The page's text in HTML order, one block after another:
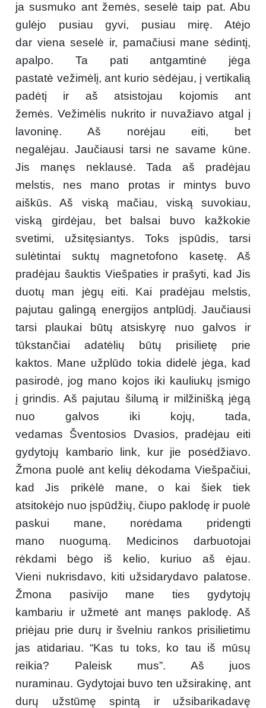
ja susmuko ant žemės, seselė taip pat. Abu
gulėjo pusiau gyvi, pusiau mirę. Atėjo
dar viena seselė ir, pamačiusi mane sėdintį,
apalpo. Ta pati antgamtinė jėga
pastatė vežimėlį, ant kurio sėdėjau, į vertikalią
padėtį ir aš atsistojau kojomis ant
žemės. Vežimėlis nukrito ir nuvažiavo atgal į
lavoninę. Aš norėjau eiti, bet
negalėjau. Jaučiausi tarsi ne savame kūne.
Jis manęs neklausė. Tada aš pradėjau
melstis, nes mano protas ir mintys buvo
aiškūs. Aš viską mačiau, viską suvokiau,
viską girdėjau, bet balsai buvo kažkokie
svetimi, užsitęsiantys. Toks įspūdis, tarsi
sulėtintai suktų magnetofono kasetę. Aš
pradėjau šauktis Viešpaties ir prašyti, kad Jis
duotų man jėgų eiti. Kai pradėjau melstis,
pajutau galingą energijos antplūdį. Jaučiausi
tarsi plaukai būtų atsiskyrę nuo galvos ir
tūkstančiai adatėlių būtų prisilietę prie
kaktos. Mane užplūdo tokia didelė jėga, kad
pasirodė, jog mano kojos iki kauliukų įsmigo
į grindis. Aš pajutau šilumą ir milžinišką jėgą
nuo galvos iki kojų, tada,
vedamas Šventosios Dvasios, pradėjau eiti
gydytojų kambario link, kur jie posėdžiavo.
Žmona puolė ant kelių dėkodama Viešpačiui,
kad Jis prikėlė mane, o kai šiek tiek
atsitokėjo nuo įspūdžių, čiupo paklodę ir puolė
paskui mane, norėdama pridengti
mano nuogumą. Medicinos darbuotojai
rėkdami bėgo iš kelio, kuriuo aš ėjau.
Vieni nukrisdavo, kiti užsidarydavo palatose.
Žmona pasivijo mane ties gydytojų
kambariu ir užmetė ant manęs paklodę. Aš
priėjau prie durų ir švelniu rankos prisilietimu
jas atidariau. “Kas tu toks, ko tau iš mūsų
reikia? Paleisk mus”. Aš juos
nuraminau. Gydytojai buvo ten užsirakinę, ant
durų užstūmę spintą ir užsibarikadavę